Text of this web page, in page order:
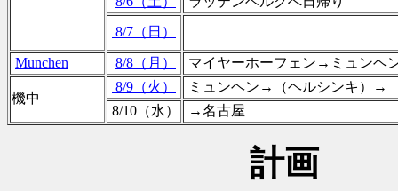
8/7（日）
Munchen 8/8（月） マイヤーホーフェン→ミュンヘ
機中
8/9（火）
ミュンヘン→（ヘルシンキ）→
8/10（水）
→名古屋
計画